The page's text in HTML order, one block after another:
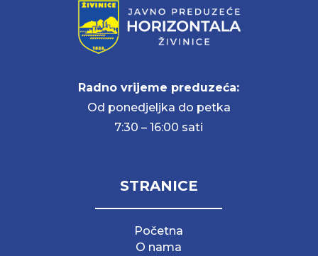
Radno vrijeme preduzeća:
Od ponedjeljka do petka
7:30 – 16:00 sati
STRANICE
Početna
O nama